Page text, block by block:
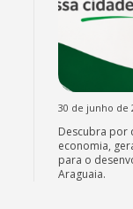
30 de junho de
Descubra por
economia,
para o
Araguaia.